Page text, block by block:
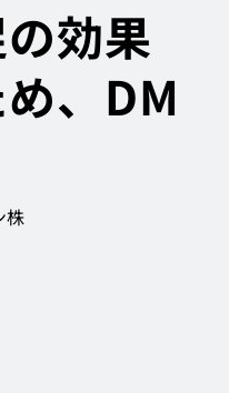
効果
、DM
株